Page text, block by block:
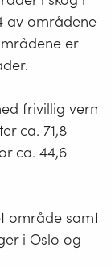
av områdene
er
frivillig vern
ca. 71,8
ca. 44,6
område samt
i Oslo og